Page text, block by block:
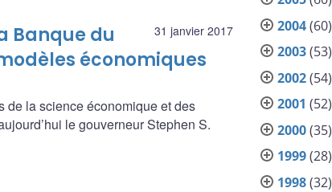
31 janvier 2017
Banque du
économiques
de la science économique et des
le gouverneur Stephen S.
2004(60)
2003(53)
2002(54)
2001 (52)
2000(35)
1999(28)
1998(32)